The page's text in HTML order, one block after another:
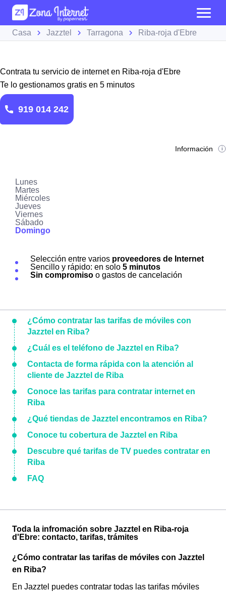
Casa Jazztel Tarragona Riba-roja d'Ebre
Contrata tu servicio de internet en Riba-roja d'Ebre
Te lo gestionamos gratis en 5 minutos
919 014 242
Información
Lunes
Martes
Miércoles
Jueves
Viernes
Sábado
Domingo
Selección entre varios proveedores de Internet
Sencillo y rápido: en solo 5 minutos
Sin compromiso o gastos de cancelación
¿Cómo contratar las tarifas de móviles con
Jazztel en Riba?
¿Cuál es el teléfono de Jazztel en Riba?
Contacta de forma rápida con la atención al
cliente de Jazztel de Riba
Conoce las tarifas para contratar internet en
Riba
¿Qué tiendas de Jazztel encontramos en Riba?
Conoce tu cobertura de Jazztel en Riba
Descubre qué tarifas de TV puedes contratar en
Riba
FAQ
Toda la infromación sobre Jazztel en Riba-roja
d'Ebre: contacto, tarifas, trámites
¿Cómo contratar las tarifas de móviles con Jazztel
en Riba?
En Jazztel puedes contratar todas las tarifas móviles